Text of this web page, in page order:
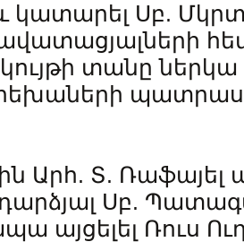
Սբ.
տանը ներկա
Արհ. Տ. Ռաֆայել
Սբ.
այցելել Ռուս